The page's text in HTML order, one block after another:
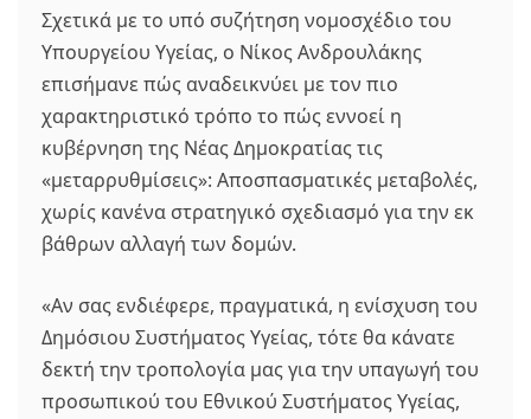
Σχετικά με το υπό συζήτηση νομοσχέδιο του
Υπουργείου Υγείας, ο Νίκος Ανδρουλάκης
επισήμανε πώς αναδεικνύει με τον πιο
χαρακτηριστικό τρόπο το πώς εννοεί η
κυβέρνηση της Νέας Δημοκρατίας τις
«μεταρρυθμίσεις»: Αποσπασματικές μεταβολές,
χωρίς κανένα στρατηγικό σχεδιασμό για την εκ
βάθρων αλλαγή των δομών.
«Αν σας ενδιέφερε, πραγματικά, η ενίσχυση του
Δημόσιου Συστήματος Υγείας, τότε θα κάνατε
δεκτή την τροπολογία μας για την υπαγωγή του
προσωπικού του Εθνικού Συστήματος Υγείας,